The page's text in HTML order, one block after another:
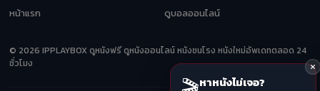
หน้าแรก ดูบอลออนไลน์
© 2026 IPPLAYBOX ดูหนังฟรี ดูหนังออนไลน์ หนังชนโรง หนังใหม่อัพเดทตลอด 24
ชั่วโมง
หาหนังไม่เจอ?